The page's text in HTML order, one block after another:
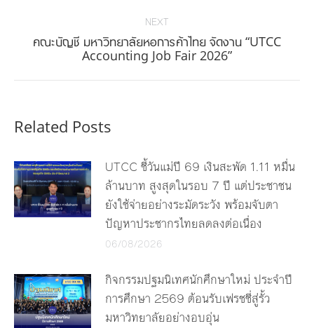
NEXT
Next
post:
คณะบัญชี มหาวิทยาลัยหอการค้าไทย จัดงาน “UTCC
Accounting Job Fair 2026”
Related Posts
UTCC ชี้วันแม่ปี 69 เงินสะพัด 1.11 หมื่น
ล้านบาท สูงสุดในรอบ 7 ปี แต่ประชาชน
ยังใช้จ่ายอย่างระมัดระวัง พร้อมจับตา
ปัญหาประชากรไทยลดลงต่อเนื่อง
06/08/2026
กิจกรรมปฐมนิเทศนักศึกษาใหม่ ประจำปี
การศึกษา 2569 ต้อนรับเฟรชชี่สู่รั้ว
มหาวิทยาลัยอย่างอบอุ่น